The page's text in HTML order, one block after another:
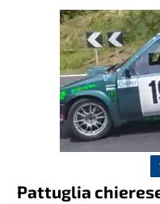
Pattuglia